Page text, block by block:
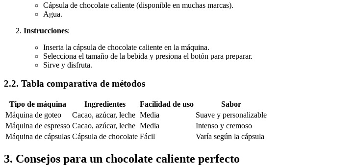
Cápsula de chocolate caliente (disponible en muchas marcas).
Agua.
Instrucciones:
Inserta la cápsula de chocolate caliente en la máquina.
Selecciona el tamaño de la bebida y presiona el botón para preparar.
Sirve y disfruta.
2.2. Tabla comparativa de métodos
Tipo de máquina Ingredientes Facilidad de uso
Sabor
Máquina de goteo
Cacao, azúcar, leche Media
Suave y personalizable
Máquina de espresso Cacao, azúcar, leche Media
Intenso y cremoso
Máquina de cápsulas Cápsula de chocolate Fácil Varía según la cápsula
3. Consejos para un chocolate caliente perfecto